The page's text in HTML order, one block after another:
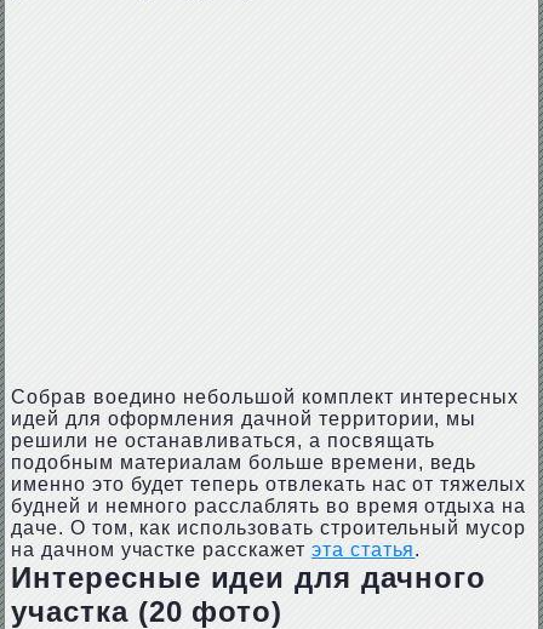
Собрав воедино небольшой комплект интересных
идей для оформления дачной территории, мы
решили не останавливаться, а посвящать
подобным материалам больше времени, ведь
именно это будет теперь отвлекать нас от тяжелых
будней и немного расслаблять во время отдыха на
даче. О том, как использовать строительный мусор
на дачном участке расскажет эта статья.
Интересные идеи для дачного
участка (20 фото)